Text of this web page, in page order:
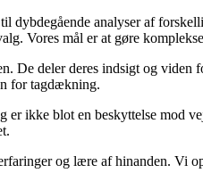
analyser af
Vores mål er at gøre
De deler deres indsigt og
for tagdækning.
ikke blot en beskyttelse
og lære af hinanden. Vi